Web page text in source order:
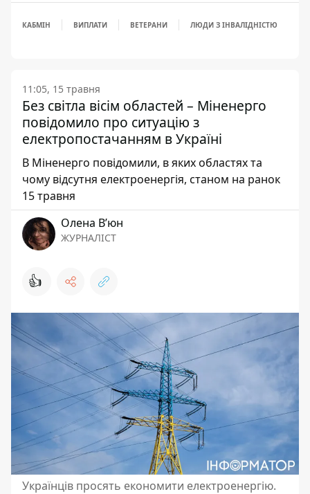
КАБМІН ВИПЛАТИ ВЕТЕРАНИ ЛЮДИ З ІНВАЛІДНІСТЮ
11:05, 15 травня
Без світла вісім областей – Міненерго
повідомило про ситуацію з
електропостачанням в Україні
В Міненерго повідомили, в яких областях та
чому відсутня електроенергія, станом на ранок
15 травня
Олена Вʼюн
ЖУРНАЛІСТ
👍
Українців просять економити електроенергію.